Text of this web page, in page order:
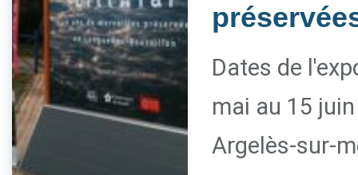
Dates de
mai au 15
Argelès-sur-